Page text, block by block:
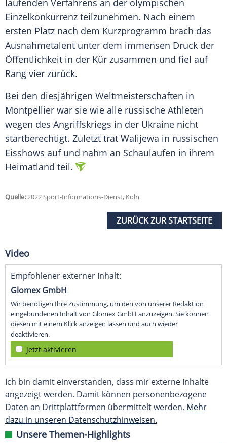
laufenden Verfahrens an der olympischen
Einzelkonkurrenz teilzunehmen. Nach einem
ersten Platz nach dem Kurzprogramm brach das
Ausnahmetalent unter dem immensen Druck der
Öffentlichkeit in der Kür zusammen und fiel auf
Rang vier zurück.
Bei den diesjährigen Weltmeisterschaften in
Montpellier war sie wie alle russische Athleten
wegen des Angriffskriegs in der Ukraine nicht
startberechtigt. Zuletzt trat Walijewa in russischen
Eisshows auf und nahm an Schaulaufen in ihrem
Heimatland teil.
Quelle:2022 Sport-Informations-Dienst, Köln
ZURÜCK ZUR STARTSEITE
Video
Empfohlener externer Inhalt:
Glomex GmbH
Wir benötigen Ihre Zustimmung, um den von unserer Redaktion
eingebundenen Inhalt von Glomex GmbH anzuzeigen. Sie können
diesen mit einem Klick anzeigen lassen und auch wieder
deaktivieren.
jetzt aktivieren
Ich bin damit einverstanden, dass mir externe Inhalte
angezeigt werden. Damit können personenbezogene
Daten an Drittplattformen übermittelt werden. Mehr
dazu in unseren Datenschutzhinweisen.
Unsere Themen-Highlights